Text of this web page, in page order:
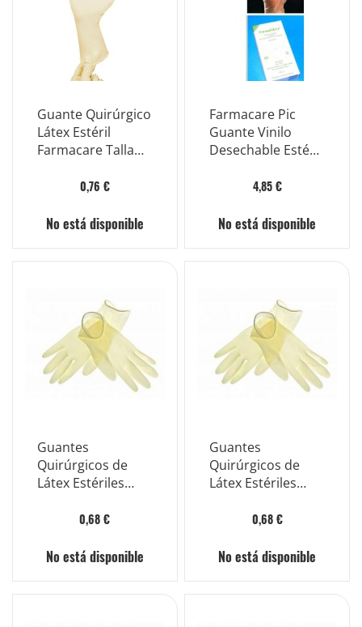
Guante Quirúrgico
Látex Estéril
Farmacare Talla
0,76 €
No está disponible
Farmacare Pic
Guante Vinilo
Desechable Estéril
4,85 €
No está disponible
Guantes
Quirúrgicos de
Látex Estériles
0,68 €
No está disponible
Guantes
Quirúrgicos de
Látex Estériles
0,68 €
No está disponible